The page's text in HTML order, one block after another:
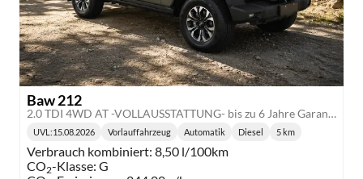
Baw 212
2.0 TDI 4WD AT -VOLLAUSSTATTUNG- bis zu 6 Jahre Garantie
Lieferzeit:
UVL :15.08.2026 Vorlauffahrzeug
Getriebe:
Automatik
Kraftstoff:
Diesel
Kilometerstand:
5 km
Verbrauch kombiniert: 8,50 l/100km
CO2-Klasse: G